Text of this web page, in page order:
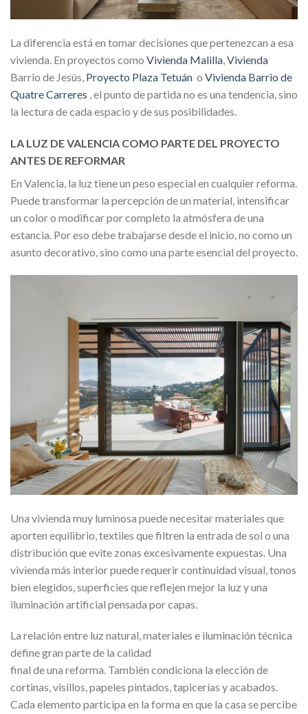
La diferencia está en tomar decisiones que pertenezcan a esa
vivienda. En proyectos como Vivienda Malilla,Vivienda
Barrio de Jesús, Proyecto Plaza Tetuán o Vivienda Barrio de
Quatre Carreres , el punto de partida no es una tendencia, sino
la lectura de cada espacio y de sus posibilidades.
LA LUZ DE VALENCIA COMO PARTE DEL PROYECTO
ANTES DE REFORMAR
En Valencia, la luz tiene un peso especial en cualquier reforma.
Puede transformar la percepción de un material, intensificar
un color o modificar por completo la atmósfera de una
estancia. Por eso debe trabajarse desde el inicio, no como un
asunto decorativo, sino como una parte esencial del proyecto.
Una vivienda muy luminosa puede necesitar materiales que
aporten equilibrio, textiles que filtren la entrada de sol o una
distribución que evite zonas excesivamente expuestas. Una
vivienda más interior puede requerir continuidad visual, tonos
bien elegidos, superficies que reflejen mejor la luz y una
iluminación artificial pensada por capas.
La relación entre luz natural, materiales e iluminación técnica
define gran parte de la calidad
final de una reforma. También condiciona la elección de
cortinas, visillos, papeles pintados, tapicerías y acabados.
Cada elemento participa en la forma en que la casa se percibe